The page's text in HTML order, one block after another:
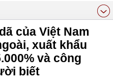
của Việt Nam
xuất khẩu
và công
biết